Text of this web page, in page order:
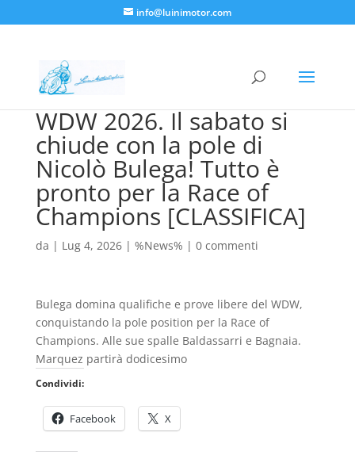
info@luinimotor.com
WDW 2026. Il sabato si
chiude con la pole di
Nicolò Bulega! Tutto è
pronto per la Race of
Champions [CLASSIFICA]
da | Lug 4, 2026| %News% | 0 commenti
Bulega domina qualifiche e prove libere del WDW,
conquistando la pole position per la Race of
Champions. Alle sue spalle Baldassarri e Bagnaia.
Marquez partirà dodicesimo
Condividi:
Facebook X